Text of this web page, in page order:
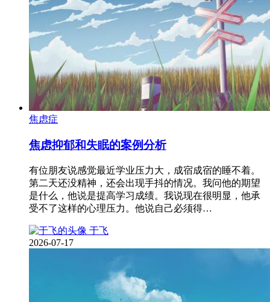
焦虑症
焦虑抑郁和失眠的案例分析
有位朋友说感觉最近学业压力大，成宿成宿的睡不着。
第二天还没精神，还会出现手抖的情况。我问他的期望
是什么，他说是提高学习成绩。我说现在很明显，他承
受不了这样的心理压力。他说自己必须得…
于飞
2026-07-17